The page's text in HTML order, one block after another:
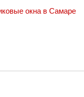
окна в Самаре